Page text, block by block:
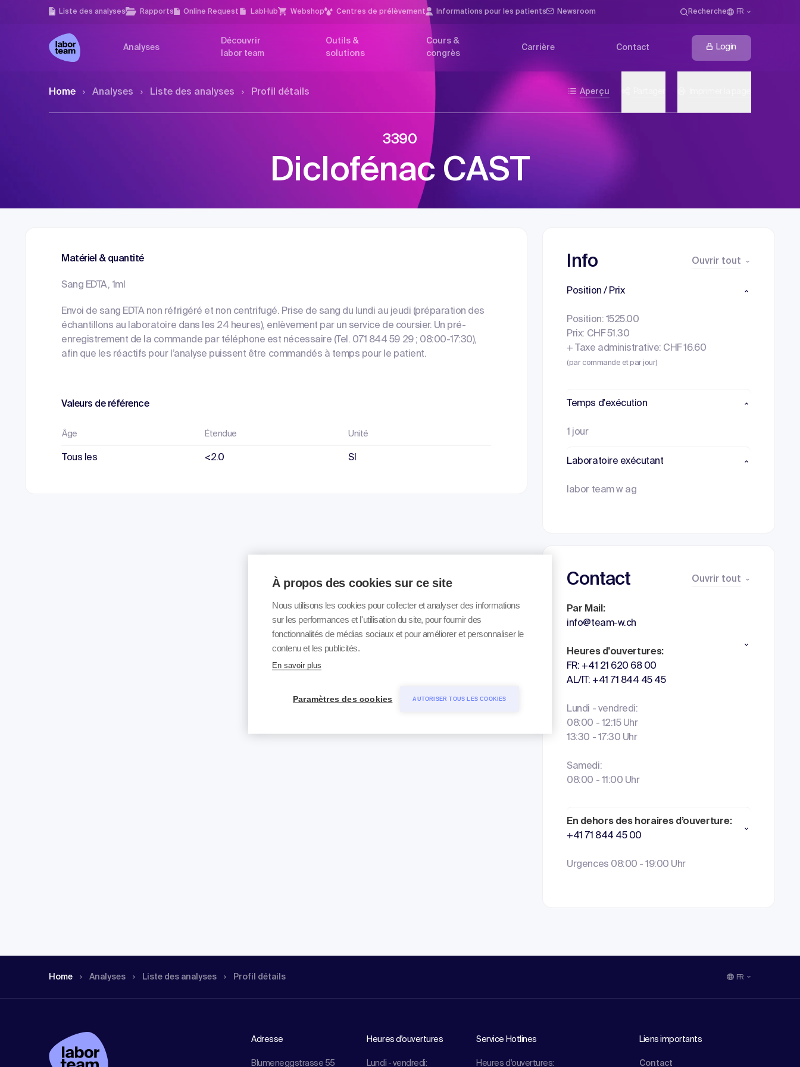
Liste des analyses Rapports Online Request LabHub Webshop Centres de prélèvement Infor­mations pour les patients Newsroom Recherche FR
Analyses
Découvrir
labor team
Outils &
solutions
Cours &
congrès
Carrière Contact Login
Home Analyses Liste des analyses Profil détails Aperçu
3390
Diclofénac CAST
Matériel & quantité
Sang EDTA, 1ml
Envoi de sang EDTA non réfrigéré et non centrifugé. Prise de sang du lundi au jeudi (préparation des
échantillons au laboratoire dans les 24 heures), enlèvement par un service de coursier. Un pré-
enregistrement de la commande par téléphone est nécessaire (Tel. 071 844 59 29 ; 08:00-17:30),
afin que les réactifs pour l’analyse puissent être commandés à temps pour le patient.
Valeurs de référence
Âge Étendue Unité
Tous les <2.0 SI
Info Ouvrir tout
Position / Prix
Position: 1525.00
Prix: CHF 51.30
+ Taxe administrative: CHF 16.60
(par commande et par jour)
Temps d'exécution
1 jour
Laboratoire exécutant
labor team w ag
Contact Ouvrir tout
Par Mail:
info@team-w.ch
Heures d'ouvertures:
FR: +41 21 620 68 00
AL/IT: +41 71 844 45 45
Lundi - vendredi:
08:00 - 12:15 Uhr
13:30 - 17:30 Uhr
Samedi:
08:00 - 11:00 Uhr
En dehors des horaires d’ouverture:
+41 71 844 45 00
Urgences 08:00 - 19:00 Uhr
Home Analyses Liste des analyses Profil détails FR
Adresse
Blumeneggstrasse 55
Heures d'ouvertures
Lundi - vendredi:
Service Hotlines
Heures d'ouvertures:
Liens importants
Contact
À propos des cookies sur ce site
Nous utilisons les cookies pour collecter et analyser des informations
sur les performances et l'utilisation du site, pour fournir des
fonctionnalités de médias sociaux et pour améliorer et personnaliser le
contenu et les publicités.
En savoir plus
Paramètres des cookies AUTORISER TOUS LES COOKIES